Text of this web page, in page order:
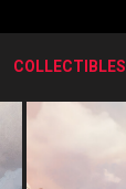
COLLECTIBLES